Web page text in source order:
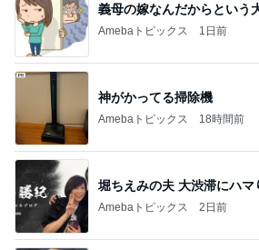
義母の嫁なんだからという
Amebaトピックス 1日前
神がかってる掃除機
Amebaトピックス 18時間前
堀ちえみの夫 大渋滞にハマ
Amebaトピックス 2日前